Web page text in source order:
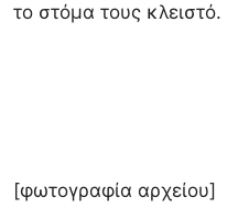
το στόμα τους κλειστό.
[φωτογραφία αρχείου]